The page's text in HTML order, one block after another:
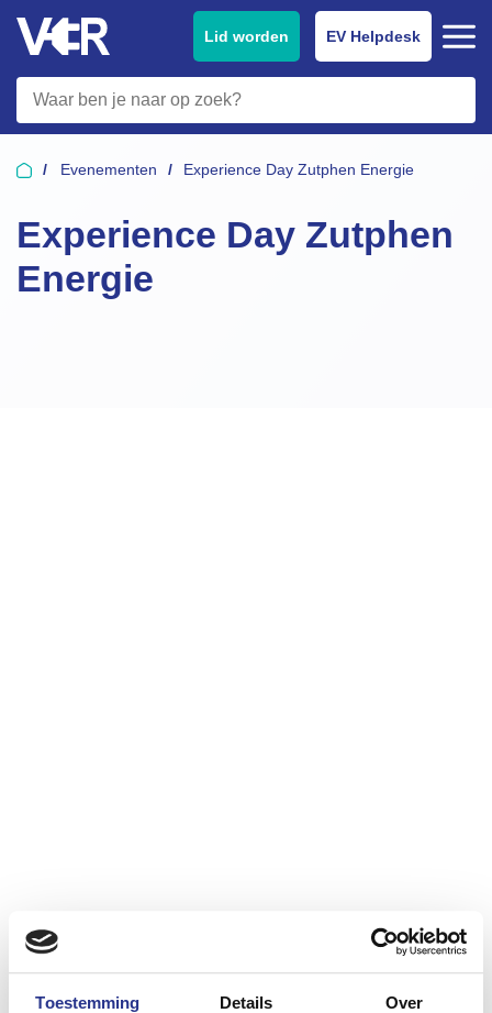
Toestemming Details Over
Lid worden EV Helpdesk
Evenementen Experience Day Zutphen Energie
Experience Day Zutphen
Energie